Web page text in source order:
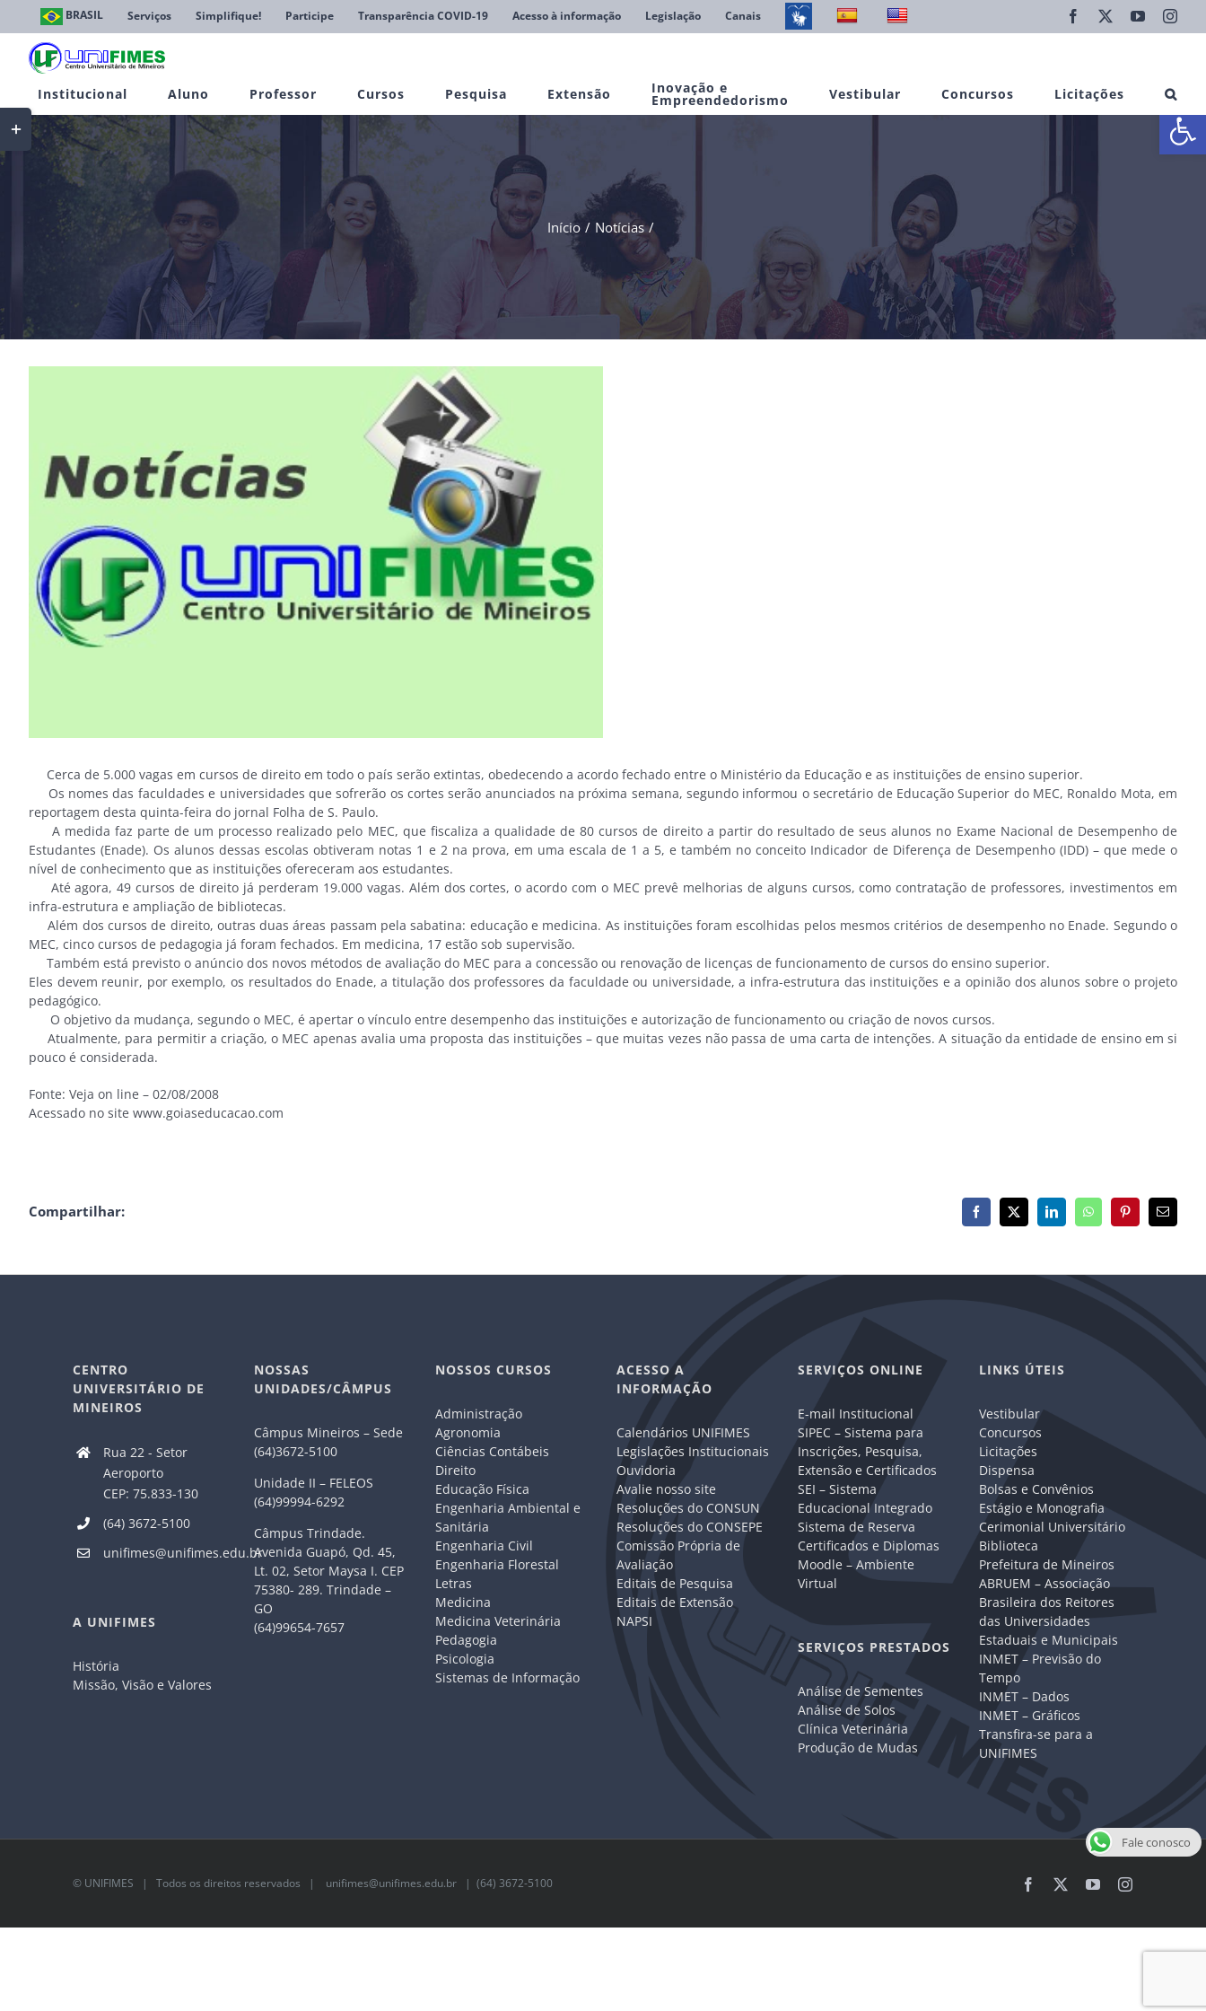
Abrir
conteúdo
BRASIL Serviços Simplifique! Participe Transparência COVID-19 Acesso à informação Legislação Canais Facebook YouTube
Institucional Aluno Professor Cursos Pesquisa Extensão Inovação e
Empreendedorismo Vestibular Concursos Licitações
Início Notícias
Cerca de 5.000 vagas em cursos de direito em todo o país serão extintas, obedecendo a acordo fechado entre o Ministério da Educação e as instituições de ensino superior.
Os nomes das faculdades e universidades que sofrerão os cortes serão anunciados na próxima semana, segundo informou o secretário de Educação Superior do MEC, Ronaldo Mota, em
reportagem desta quinta-feira do jornal Folha de S. Paulo.
A medida faz parte de um processo realizado pelo MEC, que fiscaliza a qualidade de 80 cursos de direito a partir do resultado de seus alunos no Exame Nacional de Desempenho de
Estudantes (Enade). Os alunos dessas escolas obtiveram notas 1 e 2 na prova, em uma escala de 1 a 5, e também no conceito Indicador de Diferença de Desempenho (IDD) – que mede o
nível de conhecimento que as instituições ofereceram aos estudantes.
Até agora, 49 cursos de direito já perderam 19.000 vagas. Além dos cortes, o acordo com o MEC prevê melhorias de alguns cursos, como contratação de professores, investimentos em
infra-estrutura e ampliação de bibliotecas.
Além dos cursos de direito, outras duas áreas passam pela sabatina: educação e medicina. As instituições foram escolhidas pelos mesmos critérios de desempenho no Enade. Segundo o
MEC, cinco cursos de pedagogia já foram fechados. Em medicina, 17 estão sob supervisão.
Também está previsto o anúncio dos novos métodos de avaliação do MEC para a concessão ou renovação de licenças de funcionamento de cursos do ensino superior.
Eles devem reunir, por exemplo, os resultados do Enade, a titulação dos professores da faculdade ou universidade, a infra-estrutura das instituições e a opinião dos alunos sobre o projeto
pedagógico.
O objetivo da mudança, segundo o MEC, é apertar o vínculo entre desempenho das instituições e autorização de funcionamento ou criação de novos cursos.
Atualmente, para permitir a criação, o MEC apenas avalia uma proposta das instituições – que muitas vezes não passa de uma carta de intenções. A situação da entidade de ensino em si
pouco é considerada.
Fonte: Veja on line – 02/08/2008
Acessado no site www.goiaseducacao.com
Compartilhar: Facebook
X LinkedInWhatsAppPinterest
E-
mail
CENTRO
UNIVERSITÁRIO DE
MINEIROS
Rua 22 - Setor
Aeroporto
CEP: 75.833-130
(64) 3672-5100
unifimes@unifimes.edu.br
A UNIFIMES
História
Missão, Visão e Valores
NOSSAS
UNIDADES/CÂMPUS
Câmpus Mineiros – Sede
(64)3672-5100
Unidade II – FELEOS
(64)99994-6292
Câmpus Trindade.
Avenida Guapó, Qd. 45,
Lt. 02, Setor Maysa I. CEP
75380- 289. Trindade –
GO
(64)99654-7657
NOSSOS CURSOS
Administração
Agronomia
Ciências Contábeis
Direito
Educação Física
Engenharia Ambiental e
Sanitária
Engenharia Civil
Engenharia Florestal
Letras
Medicina
Medicina Veterinária
Pedagogia
Psicologia
Sistemas de Informação
ACESSO A
INFORMAÇÃO
Calendários UNIFIMES
Legislações Institucionais
Ouvidoria
Avalie nosso site
Resoluções do CONSUN
Resoluções do CONSEPE
Comissão Própria de
Avaliação
Editais de Pesquisa
Editais de Extensão
NAPSI
SERVIÇOS ONLINE
E-mail Institucional
SIPEC – Sistema para
Inscrições, Pesquisa,
Extensão e Certificados
SEI – Sistema
Educacional Integrado
Sistema de Reserva
Certificados e Diplomas
Moodle – Ambiente
Virtual
SERVIÇOS PRESTADOS
Análise de Sementes
Análise de Solos
Clínica Veterinária
Produção de Mudas
LINKS ÚTEIS
Vestibular
Concursos
Licitações
Dispensa
Bolsas e Convênios
Estágio e Monografia
Cerimonial Universitário
Biblioteca
Prefeitura de Mineiros
ABRUEM – Associação
Brasileira dos Reitores
das Universidades
Estaduais e Municipais
INMET – Previsão do
Tempo
INMET – Dados
INMET – Gráficos
Transfira-se para a
UNIFIMES
© UNIFIMES | Todos os direitos reservados | unifimes@unifimes.edu.br | (64) 3672-5100 Facebook YouTubeInstagram
Toggle
Sliding
Bar
Fale conosco